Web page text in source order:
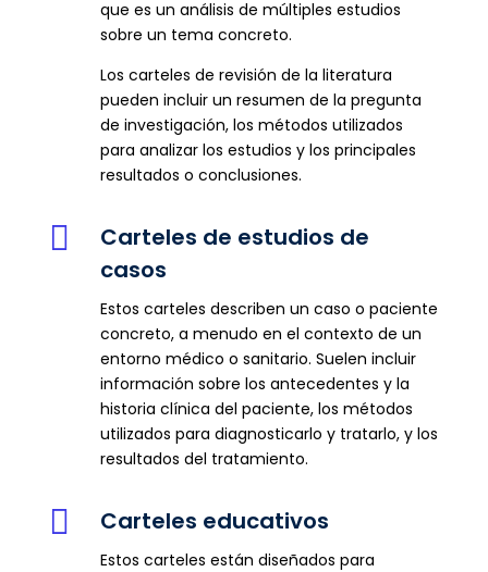
que es un análisis de múltiples estudios
sobre un tema concreto.
Los carteles de revisión de la literatura
pueden incluir un resumen de la pregunta
de investigación, los métodos utilizados
para analizar los estudios y los principales
resultados o conclusiones.

Carteles de estudios de
casos
Estos carteles describen un caso o paciente
concreto, a menudo en el contexto de un
entorno médico o sanitario. Suelen incluir
información sobre los antecedentes y la
historia clínica del paciente, los métodos
utilizados para diagnosticarlo y tratarlo, y los
resultados del tratamiento.
 Carteles educativos
Estos carteles están diseñados para